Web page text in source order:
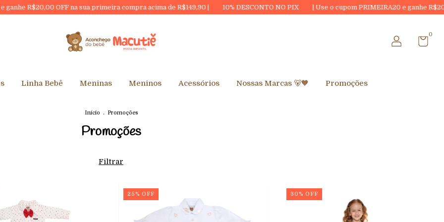
sua primeira compra acima de R$149,90 | 10% DESCONTO NO PIX | Use o cupom PRIMEIRA20 e ganhe R$20,00 OFF na sua
0
Linha Bebê Meninas Meninos Acessórios Nossas Marcas 🐻🧡 Promoções
Início . Promoções
Promoções
Filtrar
25 % OFF 30 % OFF